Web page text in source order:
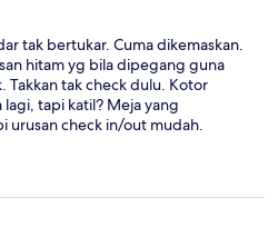
tak bertukar. Cuma dikemaskan.
hitam yg bila dipegang guna
Takkan tak check dulu. Kotor
tapi katil? Meja yang
urusan check in/out mudah.
walkaway luar bilik. Banyak kedai